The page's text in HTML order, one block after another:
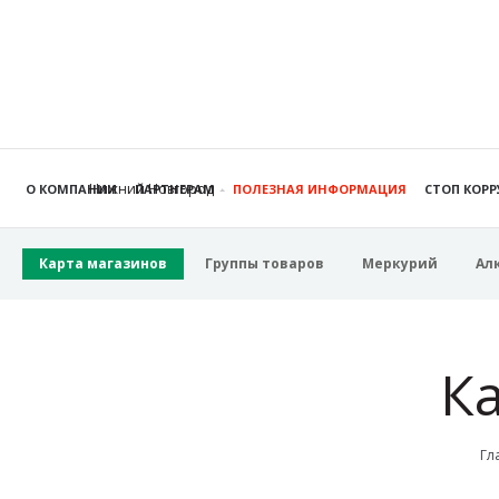
Нижний Новгород
О КОМПАНИИ ПАРТНЕРАМ ПОЛЕЗНАЯ ИНФОРМАЦИЯ СТОП
Карта магазинов Группы товаров Меркурий